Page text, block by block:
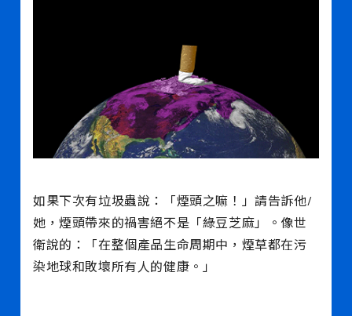
如果下次有垃圾蟲說：「煙頭之嘛！」請告訴他/
她，煙頭帶來的禍害絕不是「綠豆芝麻」。像世
衛說的：「在整個產品生命周期中，煙草都在污
染地球和敗壞所有人的健康。」